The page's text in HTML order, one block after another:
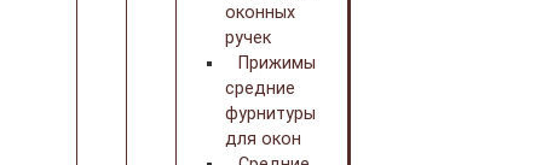
оконных
ручек
Прижимы
средние
фурнитуры
для окон